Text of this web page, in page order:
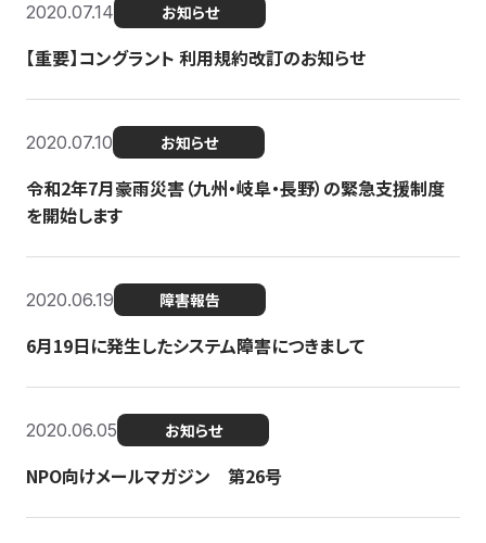
2020.07.14 お知らせ
【重要】コングラント 利用規約改訂のお知らせ
2020.07.10 お知らせ
令和2年7月豪雨災害（九州・岐阜・長野）の緊急支援制度
を開始します
2020.06.19 障害報告
6月19日に発生したシステム障害につきまして
2020.06.05 お知らせ
NPO向けメールマガジン 第26号